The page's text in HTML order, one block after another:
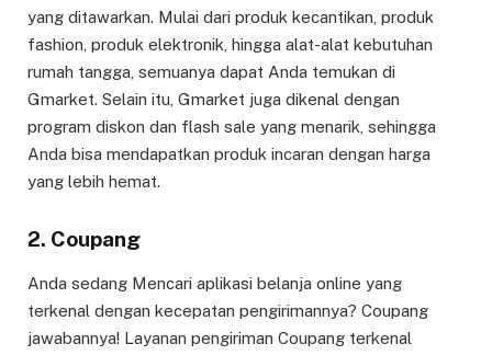
yang ditawarkan. Mulai dari produk kecantikan, produk
fashion, produk elektronik, hingga alat-alat kebutuhan
rumah tangga, semuanya dapat Anda temukan di
Gmarket. Selain itu, Gmarket juga dikenal dengan
program diskon dan flash sale yang menarik, sehingga
Anda bisa mendapatkan produk incaran dengan harga
yang lebih hemat.
2. Coupang
Anda sedang Mencari aplikasi belanja online yang
terkenal dengan kecepatan pengirimannya? Coupang
jawabannya! Layanan pengiriman Coupang terkenal